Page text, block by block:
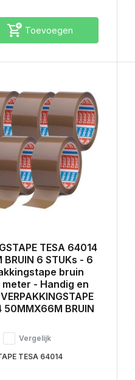
Toevoegen
TESA 64014
6 STUKs - 6
bruin
- Handig en
50MMX66M BRUIN
Vergelijk
TESA 64014